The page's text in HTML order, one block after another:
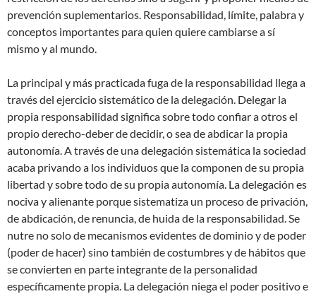
prevención suplementarios. Responsabilidad, límite, palabra y
conceptos importantes para quien quiere cambiarse a sí
mismo y al mundo.
La principal y más practicada fuga de la responsabilidad llega a
través del ejercicio sistemático de la delegación. Delegar la
propia responsabilidad significa sobre todo confiar a otros el
propio derecho-deber de decidir, o sea de abdicar la propia
autonomía. A través de una delegación sistemática la sociedad
acaba privando a los individuos que la componen de su propia
libertad y sobre todo de su propia autonomía. La delegación es
nociva y alienante porque sistematiza un proceso de privación,
de abdicación, de renuncia, de huida de la responsabilidad. Se
nutre no solo de mecanismos evidentes de dominio y de poder
(poder de hacer) sino también de costumbres y de hábitos que
se convierten en parte integrante de la personalidad
específicamente propia. La delegación niega el poder positivo e